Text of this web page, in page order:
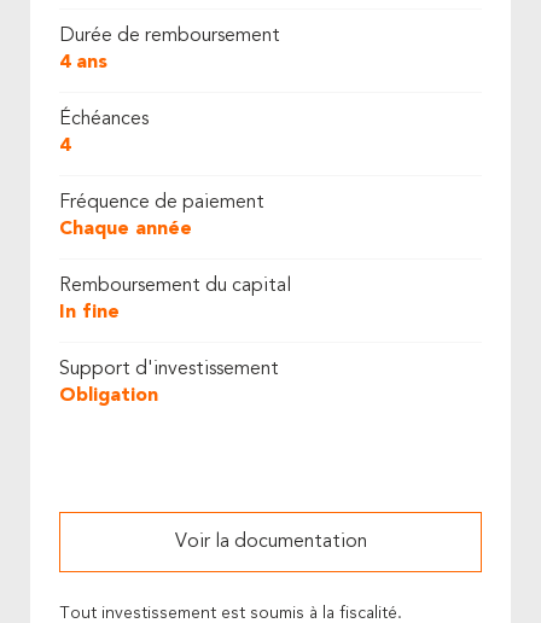
Durée de remboursement
4 ans
Échéances
4
Fréquence de paiement
Chaque année
Remboursement du capital
In fine
Support d'investissement
Obligation
Voir la documentation
Tout investissement est soumis à la fiscalité.